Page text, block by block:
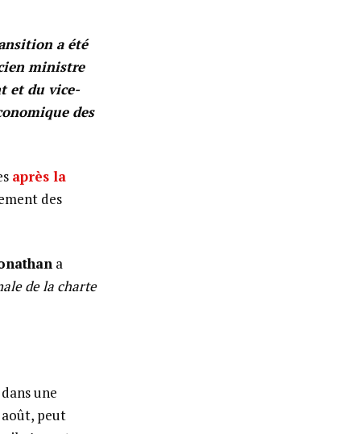
a été
ministre
et du vice-
des
après la
des
a
de la charte
une
août, peut